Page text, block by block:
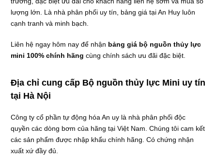
lượng lớn. Là nhà phân phối uy tín, bảng giá tại An Huy luôn
cạnh tranh và minh bạch.
Liên hệ ngay hôm nay để nhận bảng giá bộ nguồn thủy lực
mini 100% chính hãng cùng chính sách ưu đãi đặc biệt.
Địa chỉ cung cấp Bộ nguồn thủy lực Mini uy tín
tại Hà Nội
Công ty cổ phần tự động hóa An uy là nhà phân phối độc
quyền các dòng bơm của hãng tại Việt Nam. Chúng tôi cam kết
các sản phẩm được nhập khẩu chính hãng. Có chứng nhận
xuất xứ đầy đủ.